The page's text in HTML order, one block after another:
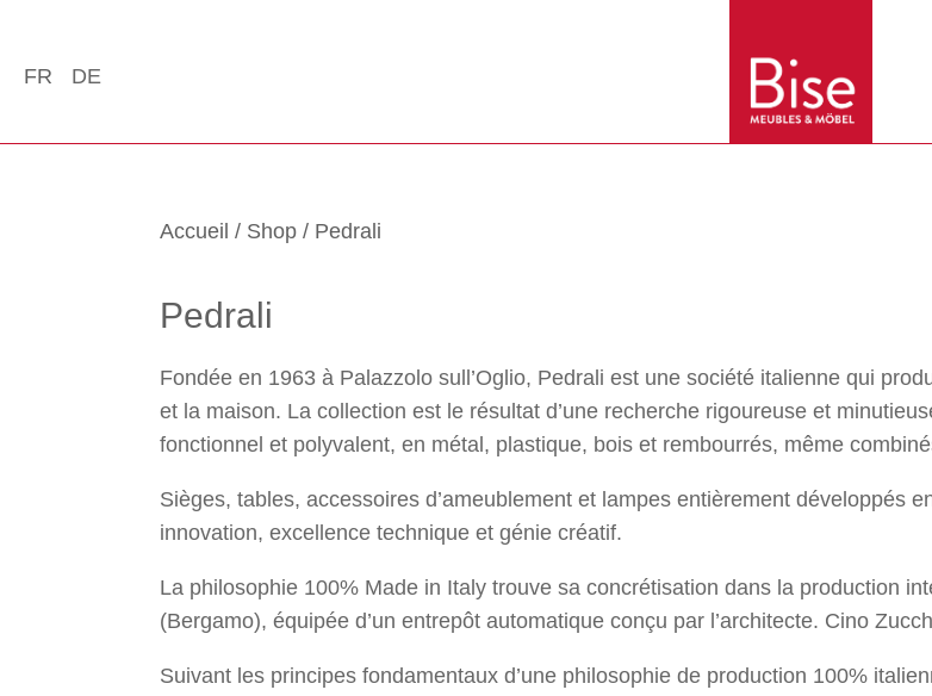
FR DE
Accueil / Shop / Pedrali
Pedrali
Fondée en 1963 à Palazzolo sull’Oglio, Pedrali est une société italienne qui
et la maison. La collection est le résultat d’une recherche rigoureuse et
fonctionnel et polyvalent, en métal, plastique, bois et rembourrés, même
Sièges, tables, accessoires d’ameublement et lampes entièrement développés
innovation, excellence technique et génie créatif.
La philosophie 100% Made in Italy trouve sa concrétisation dans la production
(Bergamo), équipée d’un entrepôt automatique conçu par l’architecte. Cino
Suivant les principes fondamentaux d’une philosophie de production 100%